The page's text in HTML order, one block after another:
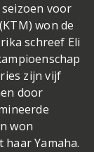
voor
won de
schreef Eli
zijn vijf
door
won
haar Yamaha.